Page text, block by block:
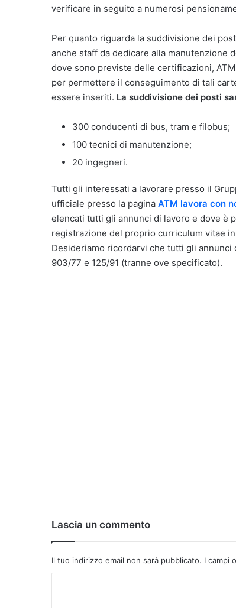
verificare in seguito a numerosi
Per quanto riguarda la suddivisione dei
anche staff da dedicare alla manutenzione
dove sono previste delle certificazioni,
per permettere il conseguimento di tali
essere inseriti. La suddivisione dei posti
300 conducenti di bus, tram e filobus;
100 tecnici di manutenzione;
20 ingegneri.
Tutti gli interessati a lavorare presso il
ufficiale presso la pagina ATM lavora con
elencati tutti gli annunci di lavoro e dove è
registrazione del proprio curriculum vitae
Desideriamo ricordarvi che tutti gli
903/77 e 125/91 (tranne ove specificato).
Lascia un commento
Il tuo indirizzo email non sarà pubblicato. I campi